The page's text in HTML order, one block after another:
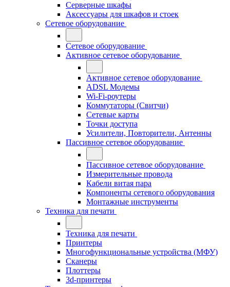
Серверные шкафы
Аксессуары для шкафов и стоек
Сетевое оборудование
Сетевое оборудование
Активное сетевое оборудование
Активное сетевое оборудование
ADSL Модемы
Wi-Fi-роутеры
Коммутаторы (Свитчи)
Сетевые карты
Точки доступа
Усилители, Повторители, Антенны
Пассивное сетевое оборудование
Пассивное сетевое оборудование
Измерительные провода
Кабели витая пара
Компоненты сетевого оборудования
Монтажные инструменты
Техника для печати
Техника для печати
Принтеры
Многофункциональные устройства (МФУ)
Сканеры
Плоттеры
3d-принтеры